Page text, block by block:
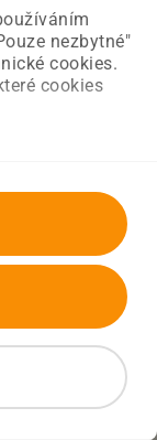
nezbytné"
cookies.
cookies